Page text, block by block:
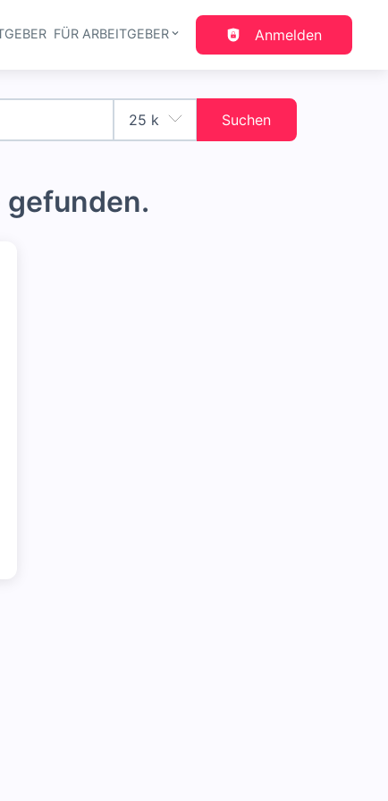
FÜR ARBEITGEBER Anmelden
Suchen
gefunden.